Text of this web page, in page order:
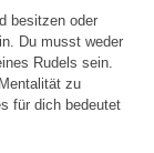
besitzen oder
Du musst weder
Rudels sein.
zu
für dich bedeutet